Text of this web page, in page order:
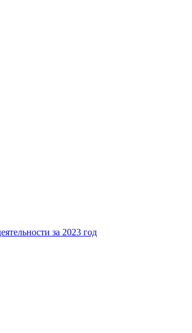
за 2023 год